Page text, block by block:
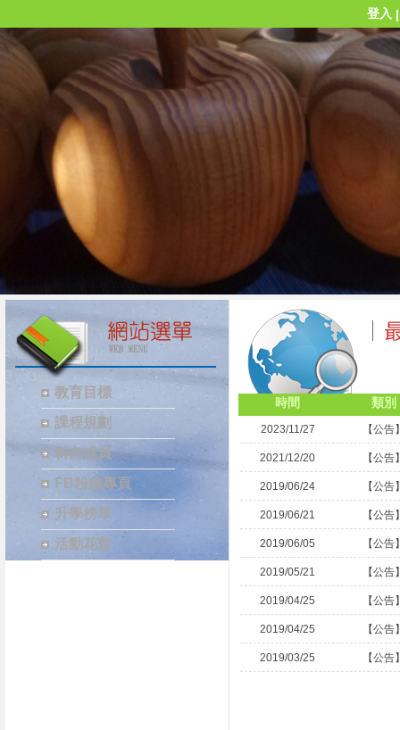
登入
教育目標
課程規劃
科內成員
FB粉絲專頁
升學榜單
活動花絮
時間 類別
2023/11/27 【公告
2021/12/20 【公告
2019/06/24 【公告
2019/06/21 【公告
2019/06/05 【公告
2019/05/21 【公告
2019/04/25 【公告
2019/04/25 【公告
2019/03/25 【公告